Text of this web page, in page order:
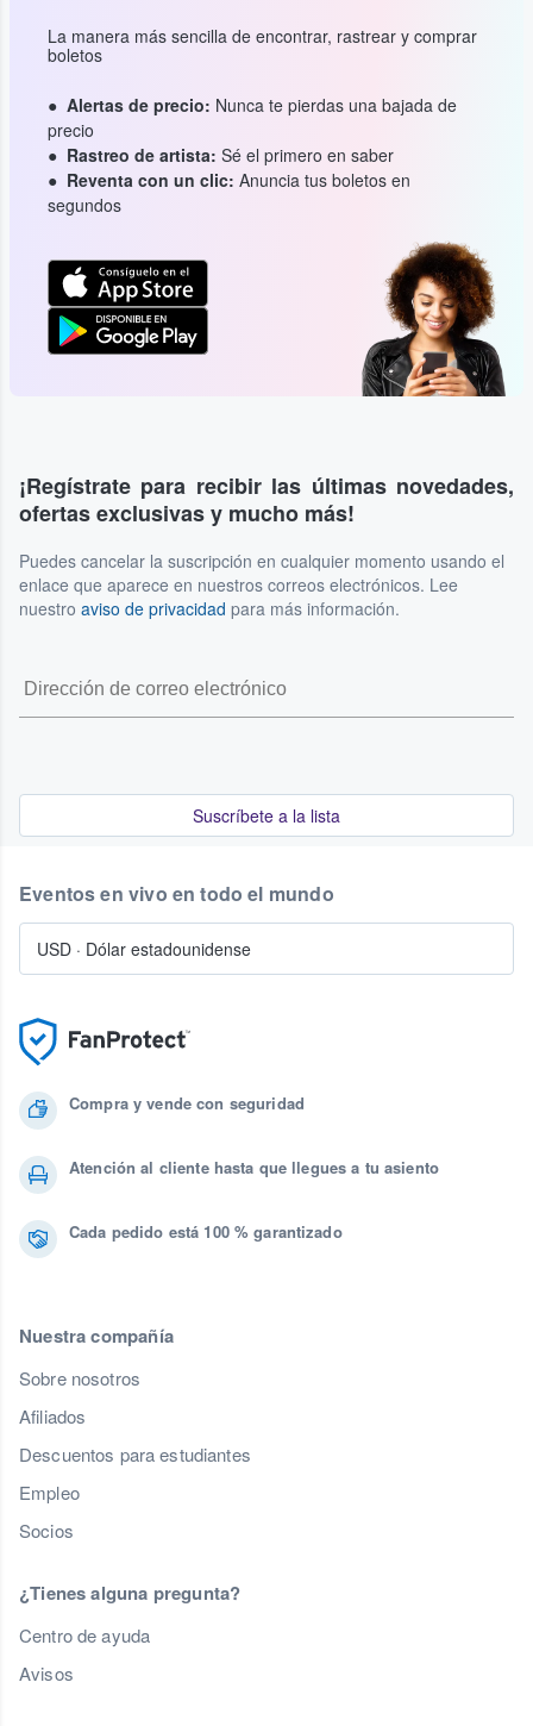
La manera más sencilla de encontrar, rastrear y comprar
boletos
Alertas de precio: Nunca te pierdas una bajada de
precio
Rastreo de artista: Sé el primero en saber
Reventa con un clic: Anuncia tus boletos en
segundos
¡Regístrate para recibir las últimas novedades,
ofertas exclusivas y mucho más!
Puedes cancelar la suscripción en cualquier momento usando el
enlace que aparece en nuestros correos electrónicos. Lee
nuestro aviso de privacidad para más información.
Suscríbete a la lista
Compra y vende con seguridad
Atención al cliente hasta que llegues a tu asiento
Cada pedido está 100 % garantizado
Nuestra compañía
Sobre nosotros
Afiliados
Descuentos para estudiantes
Empleo
Socios
¿Tienes alguna pregunta?
Centro de ayuda
Avisos
Eventos en vivo en todo el mundo
USD · Dólar estadounidense